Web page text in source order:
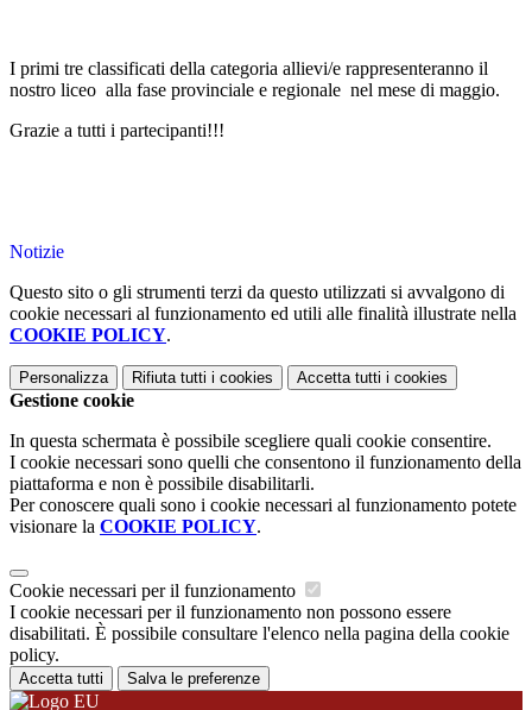
I primi tre classificati della categoria allievi/e rappresenteranno il
nostro liceo alla fase provinciale e regionale nel mese di maggio.
Grazie a tutti i partecipanti!!!
Notizie
Questo sito o gli strumenti terzi da questo utilizzati si avvalgono di
cookie necessari al funzionamento ed utili alle finalità illustrate nella
COOKIE POLICY.
Personalizza Rifiuta tutti i cookies Accetta tutti i cookies
Gestione cookie
In questa schermata è possibile scegliere quali cookie consentire.
I cookie necessari sono quelli che consentono il funzionamento della
piattaforma e non è possibile disabilitarli.
Per conoscere quali sono i cookie necessari al funzionamento potete
visionare la COOKIE POLICY.
Cookie necessari per il funzionamento
I cookie necessari per il funzionamento non possono essere
disabilitati. È possibile consultare l'elenco nella pagina della cookie
policy.
Accetta tutti Salva le preferenze